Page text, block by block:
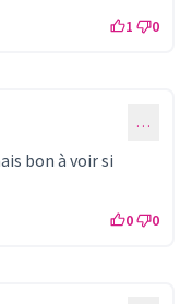
1 0
…
bon à voir si
0 0